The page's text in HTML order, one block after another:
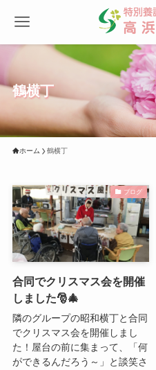
鶴横丁
ホーム 鶴横丁
ブログ
合同でクリスマス会を開催
しました🎅🎄
隣のグループの昭和横丁と合同
でクリスマス会を開催しまし
た！屋台の前に集まって、「何
ができるんだろう～」と談笑さ